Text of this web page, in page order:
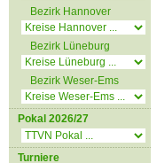
Bezirk Hannover
Bezirk Lüneburg
Bezirk Weser-Ems
Pokal 2026/27
Turniere